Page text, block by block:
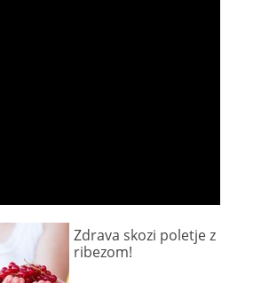
Zdrava skozi poletje z
ribezom!